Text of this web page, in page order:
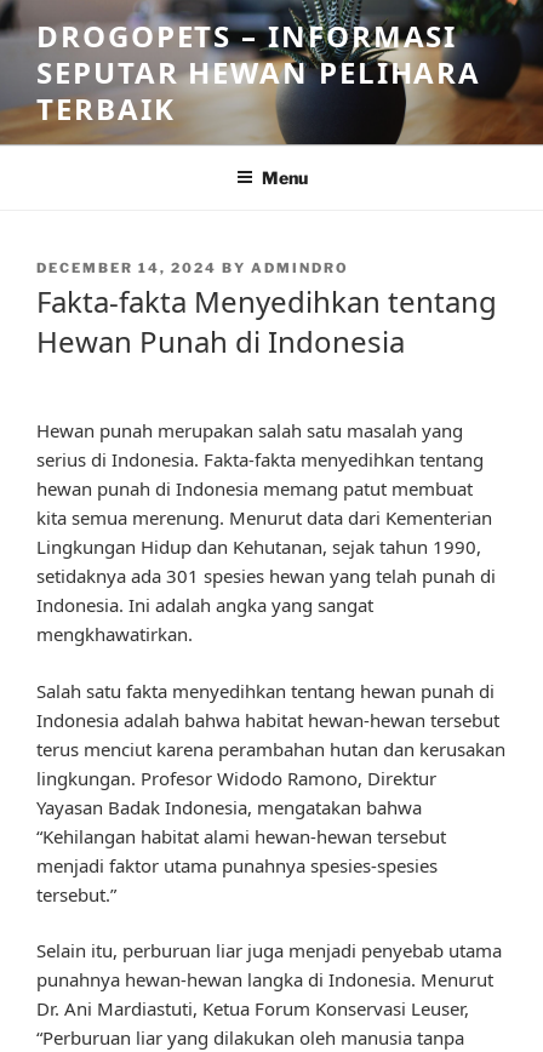
Skip
to
content
DROGOPETS – INFORMASI
SEPUTAR HEWAN PELIHARA
TERBAIK
Menu
POSTED
DECEMBER 14, 2024 BY ADMINDRO
Fakta-fakta Menyedihkan tentang
Hewan Punah di Indonesia
Hewan punah merupakan salah satu masalah yang
serius di Indonesia. Fakta-fakta menyedihkan tentang
hewan punah di Indonesia memang patut membuat
kita semua merenung. Menurut data dari Kementerian
Lingkungan Hidup dan Kehutanan, sejak tahun 1990,
setidaknya ada 301 spesies hewan yang telah punah di
Indonesia. Ini adalah angka yang sangat
mengkhawatirkan.
Salah satu fakta menyedihkan tentang hewan punah di
Indonesia adalah bahwa habitat hewan-hewan tersebut
terus menciut karena perambahan hutan dan kerusakan
lingkungan. Profesor Widodo Ramono, Direktur
Yayasan Badak Indonesia, mengatakan bahwa
“Kehilangan habitat alami hewan-hewan tersebut
menjadi faktor utama punahnya spesies-spesies
tersebut.”
Selain itu, perburuan liar juga menjadi penyebab utama
punahnya hewan-hewan langka di Indonesia. Menurut
Dr. Ani Mardiastuti, Ketua Forum Konservasi Leuser,
“Perburuan liar yang dilakukan oleh manusia tanpa